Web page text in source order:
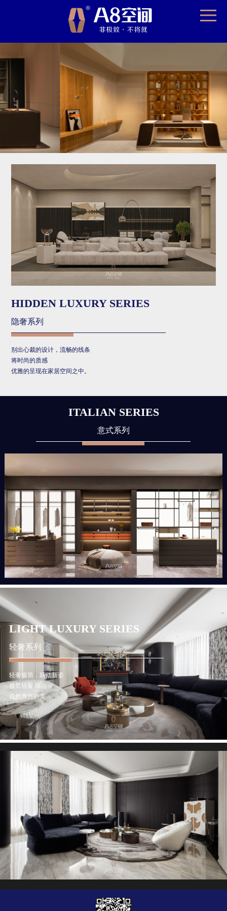
HIDDEN LUXURY SERIES
隐奢系列
别出心裁的设计，流畅的线条
将时尚的质感
优雅的呈现在家居空间之中。
ITALIAN SERIES
意式系列
LIGHT LUXURY SERIES
轻奢系列
轻奢极简，跃动新姿
极简轻奢 缔造
自然而然的美